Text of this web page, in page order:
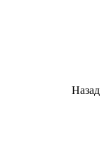
Назад